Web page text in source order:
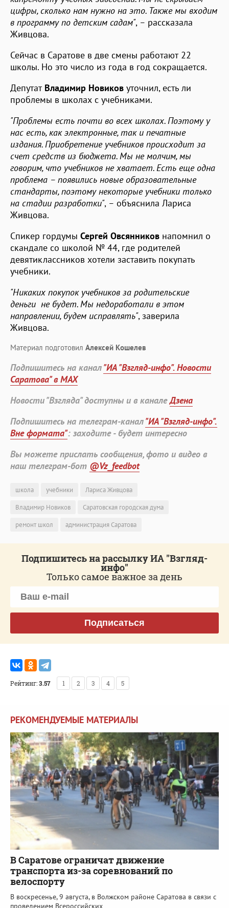
цифры, сколько нам нужно на это. Также мы входим
в программу по детским садам", – рассказала
Живцова.
Сейчас в Саратове в две смены работают 22
школы. Но это число из года в год сокращается.
Депутат Владимир Новиков уточнил, есть ли
проблемы в школах с учебниками.
"Проблемы есть почти во всех школах. Поэтому у
нас есть, как электронные, так и печатные
издания. Приобретение учебников происходит за
счет средств из бюджета. Мы не молчим, мы
говорим, что учебников не хватает. Есть еще одна
проблема – появились новые образовательные
стандарты, поэтому некоторые учебники только
на стадии разработки", – объяснила Лариса
Живцова.
Спикер гордумы Сергей Овсянников напомнил о
скандале со школой № 44, где родителей
девятиклассников хотели заставить покупать
учебники.
"Никаких покупок учебников за родительские
деньги не будет. Мы недоработали в этом
направлении, будем исправлять", заверила
Живцова.
Материал подготовил Алексей Кошелев
Подпишитесь на канал"ИА "Взгляд-инфо". Новости
Саратова" в MAX
Новости "Взгляда" доступны и в каналеДзена
Подпишитесь на телеграм-канал"ИА "Взгляд-инфо".
Вне формата": заходите - будет интересно
Вы можете прислать сообщения, фото и видео в
наш телеграм-бот @Vz_feedbot
школа учебники
Лариса Живцова
Владимир Новиков
Саратовская городская дума
ремонт школ
администрация Саратова
Подпишитесь на рассылку ИА "Взгляд-
инфо"
Только самое важное за день
Подписаться
Рейтинг:3.57 1 2 3 4 5
РЕКОМЕНДУЕМЫЕ МАТЕРИАЛЫ
В Саратове ограничат движение
транспорта из-за соревнований по
велоспорту
В воскресенье, 9 августа, в Волжском районе Саратова в связи с
проведением Всероссийских